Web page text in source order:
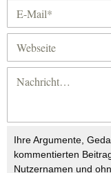
Ihre Argumente,
kommentierten
Nutzernamen und